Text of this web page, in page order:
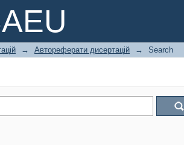
→ Автореферати дисертацій → Search